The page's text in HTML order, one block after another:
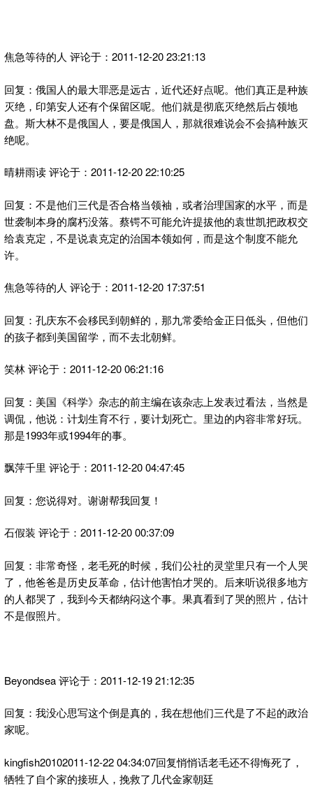
焦急等待的人 评论于：2011-12-20 23:21:13
回复：俄国人的最大罪恶是远古，近代还好点呢。他们真正是种族
灭绝，印第安人还有个保留区呢。他们就是彻底灭绝然后占领地
盘。斯大林不是俄国人，要是俄国人，那就很难说会不会搞种族灭
绝呢。
晴耕雨读 评论于：2011-12-20 22:10:25
回复：不是他们三代是否合格当领袖，或者治理国家的水平，而是
世袭制本身的腐朽没落。蔡锷不可能允许提拔他的袁世凯把政权交
给袁克定，不是说袁克定的治国本领如何，而是这个制度不能允
许。
焦急等待的人 评论于：2011-12-20 17:37:51
回复：孔庆东不会移民到朝鲜的，那九常委给金正日低头，但他们
的孩子都到美国留学，而不去北朝鲜。
笑林 评论于：2011-12-20 06:21:16
回复：美国《科学》杂志的前主编在该杂志上发表过看法，当然是
调侃，他说：计划生育不行，要计划死亡。里边的内容非常好玩。
那是1993年或1994年的事。
飘萍千里 评论于：2011-12-20 04:47:45
回复：您说得对。谢谢帮我回复！
石假装 评论于：2011-12-20 00:37:09
回复：非常奇怪，老毛死的时候，我们公社的灵堂里只有一个人哭
了，他爸爸是历史反革命，估计他害怕才哭的。后来听说很多地方
的人都哭了，我到今天都纳闷这个事。果真看到了哭的照片，估计
不是假照片。
Beyondsea 评论于：2011-12-19 21:12:35
回复：我没心思写这个倒是真的，我在想他们三代是了不起的政治
家呢。
kingfish20102011-12-22 04:34:07回复悄悄话老毛还不得悔死了，
牺牲了自个家的接班人，挽救了几代金家朝廷